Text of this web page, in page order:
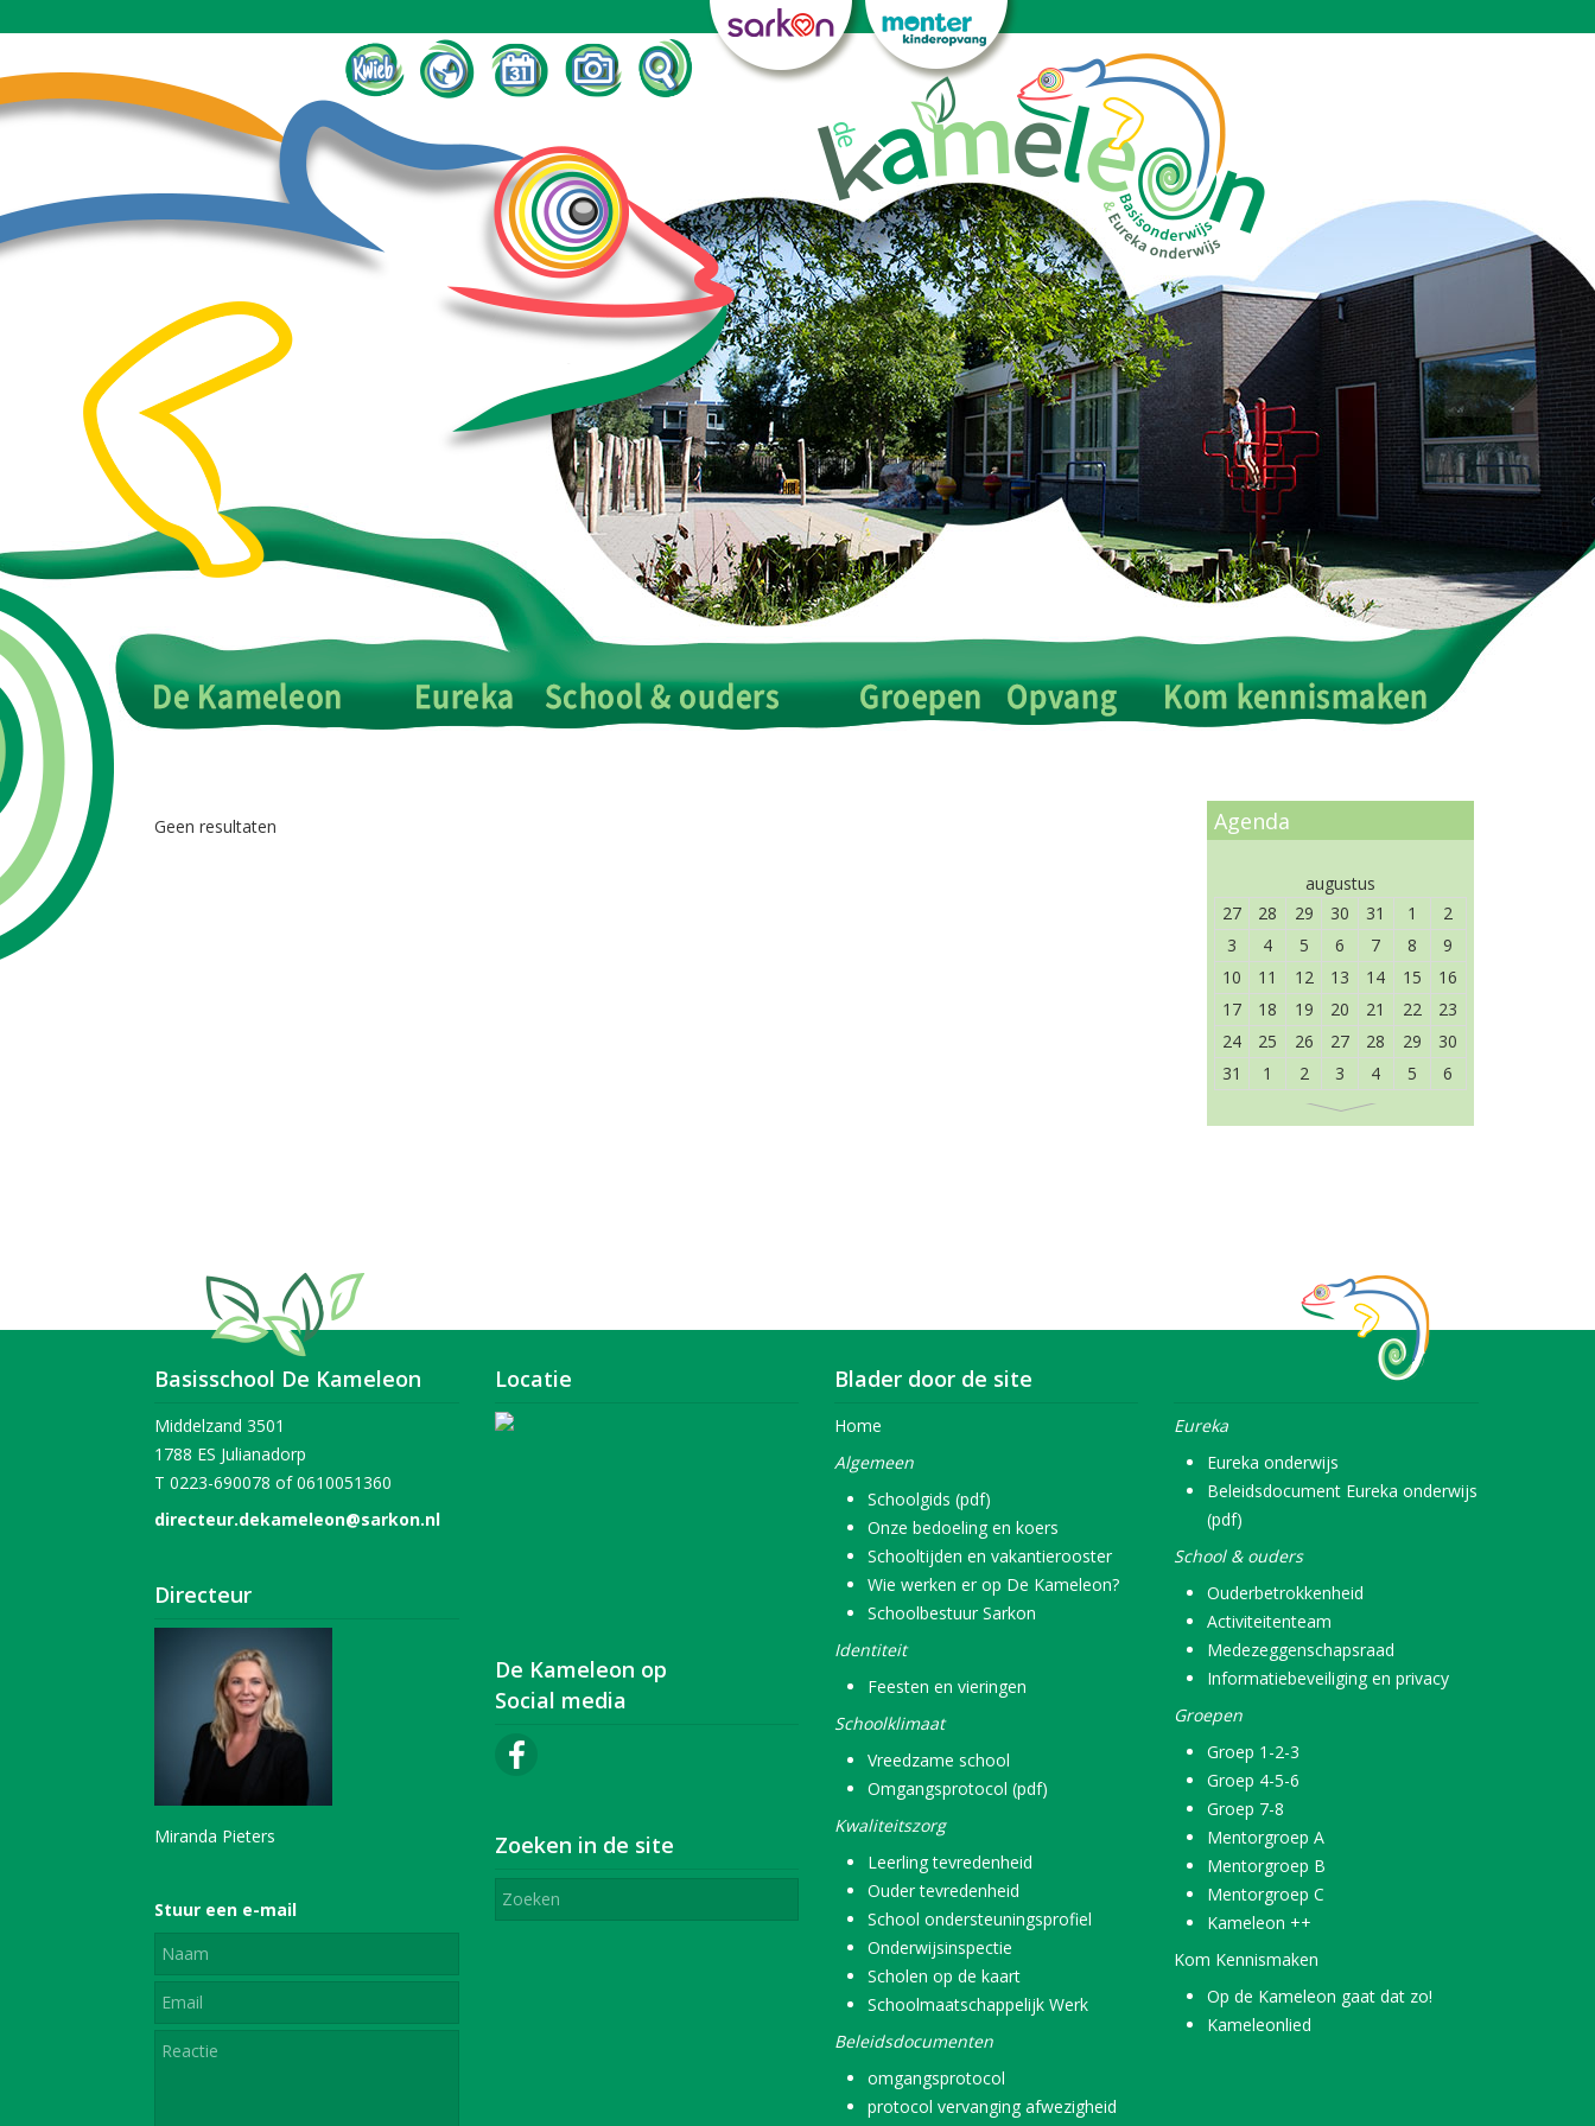
Geen resultaten Agenda
augustus
27
28 29 30 31 1
2
3
4 5 6 7 8
9
10
11 12 13 14 15
16
17
18 19 20 21 22
23
24
25 26 27 28 29
30
31
1 2 3 4 5 6
Basisschool De Kameleon
Middelzand 3501
1788 ES Julianadorp
T 0223-690078 of 0610051360
directeur.dekameleon@sarkon.nl
Directeur
Miranda Pieters
Stuur een e-mail
Locatie
De Kameleon op
Social media
Zoeken in de site
Blader door de site
Home
Algemeen
Schoolgids (pdf)
Onze bedoeling en koers
Schooltijden en vakantierooster
Wie werken er op De Kameleon?
Schoolbestuur Sarkon
Identiteit
Feesten en vieringen
Schoolklimaat
Vreedzame school
Omgangsprotocol (pdf)
Kwaliteitszorg
Leerling tevredenheid
Ouder tevredenheid
School ondersteuningsprofiel
Onderwijsinspectie
Scholen op de kaart
Schoolmaatschappelijk Werk
Beleidsdocumenten
omgangsprotocol
protocol vervanging afwezigheid
Eureka
Eureka onderwijs
Beleidsdocument Eureka onderwijs
(pdf)
School & ouders
Ouderbetrokkenheid
Activiteitenteam
Medezeggenschapsraad
Informatiebeveiliging en privacy
Groepen
Groep 1-2-3
Groep 4-5-6
Groep 7-8
Mentorgroep A
Mentorgroep B
Mentorgroep C
Kameleon ++
Kom Kennismaken
Op de Kameleon gaat dat zo!
Kameleonlied